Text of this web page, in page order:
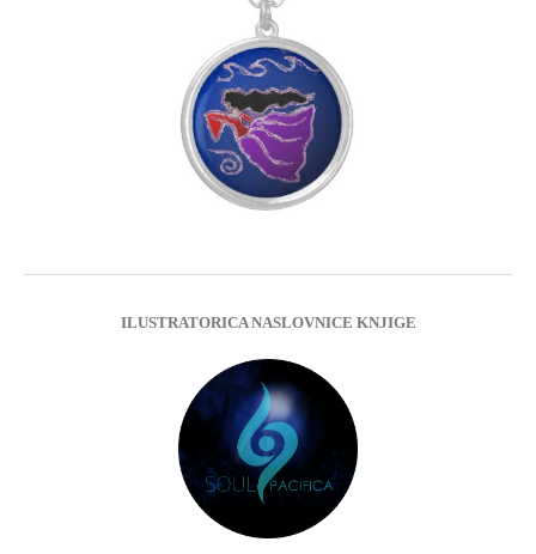
ILUSTRATORICA NASLOVNICE KNJIGE